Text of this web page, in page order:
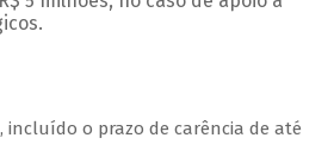
incluído o prazo de carência de até